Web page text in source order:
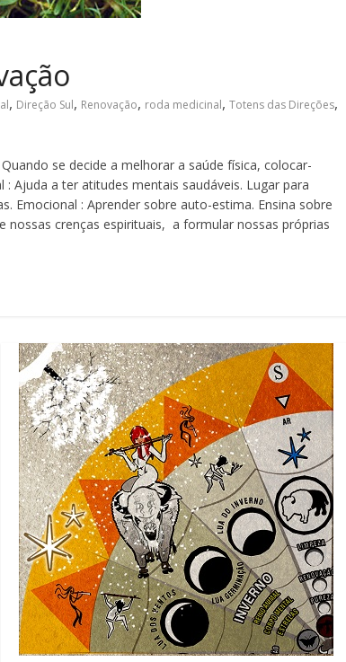
, Direção Sul, Renovação, roda medicinal, Totens das Direções,
se decide a melhorar a saúde física, colocar-
Ajuda a ter atitudes mentais saudáveis. Lugar para
Emocional : Aprender sobre auto-estima. Ensina sobre
nossas crenças espirituais, a formular nossas próprias